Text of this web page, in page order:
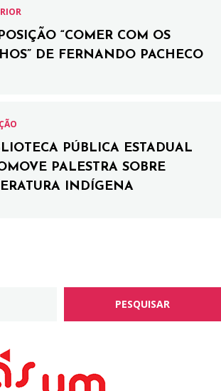
“COMER COM OS
DE FERNANDO PACHECO
PÚBLICA ESTADUAL
PALESTRA SOBRE
INDÍGENA
PESQUISAR